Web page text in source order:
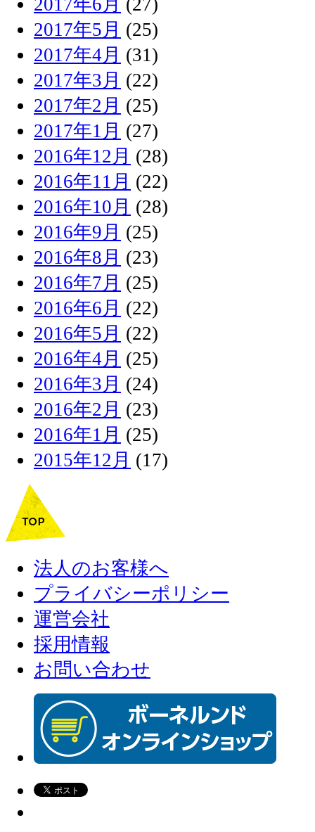
2017年6月 (27)
2017年5月 (25)
2017年4月 (31)
2017年3月 (22)
2017年2月 (25)
2017年1月 (27)
2016年12月 (28)
2016年11月 (22)
2016年10月 (28)
2016年9月 (25)
2016年8月 (23)
2016年7月 (25)
2016年6月 (22)
2016年5月 (22)
2016年4月 (25)
2016年3月 (24)
2016年2月 (23)
2016年1月 (25)
2015年12月 (17)
法人のお客様へ
プライバシーポリシー
運営会社
採用情報
お問い合わせ